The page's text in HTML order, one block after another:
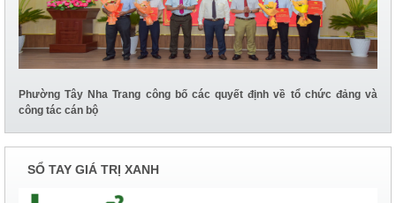
Phường Tây Nha Trang công bố các quyết định về tổ chức đảng và
công tác cán bộ
SỔ TAY GIÁ TRỊ XANH